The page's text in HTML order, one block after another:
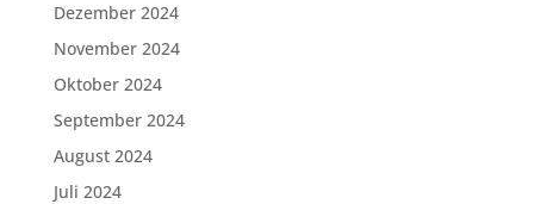
Dezember 2024
November 2024
Oktober 2024
September 2024
August 2024
Juli 2024